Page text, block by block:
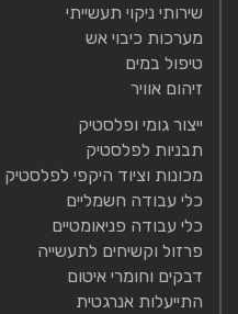
שירותי ניקוי תעשייתי
מערכות כיבוי אש
טיפול במים
זיהום אוויר
ייצור גומי ופלסטיק
תבניות לפלסטיק
מכונות וציוד היקפי לפלסטיק
כלי עבודה חשמליים
כלי עבודה פניאומטיים
פרזול וקשיחים לתעשייה
דבקים וחומרי איטום
התייעלות אנרגטית